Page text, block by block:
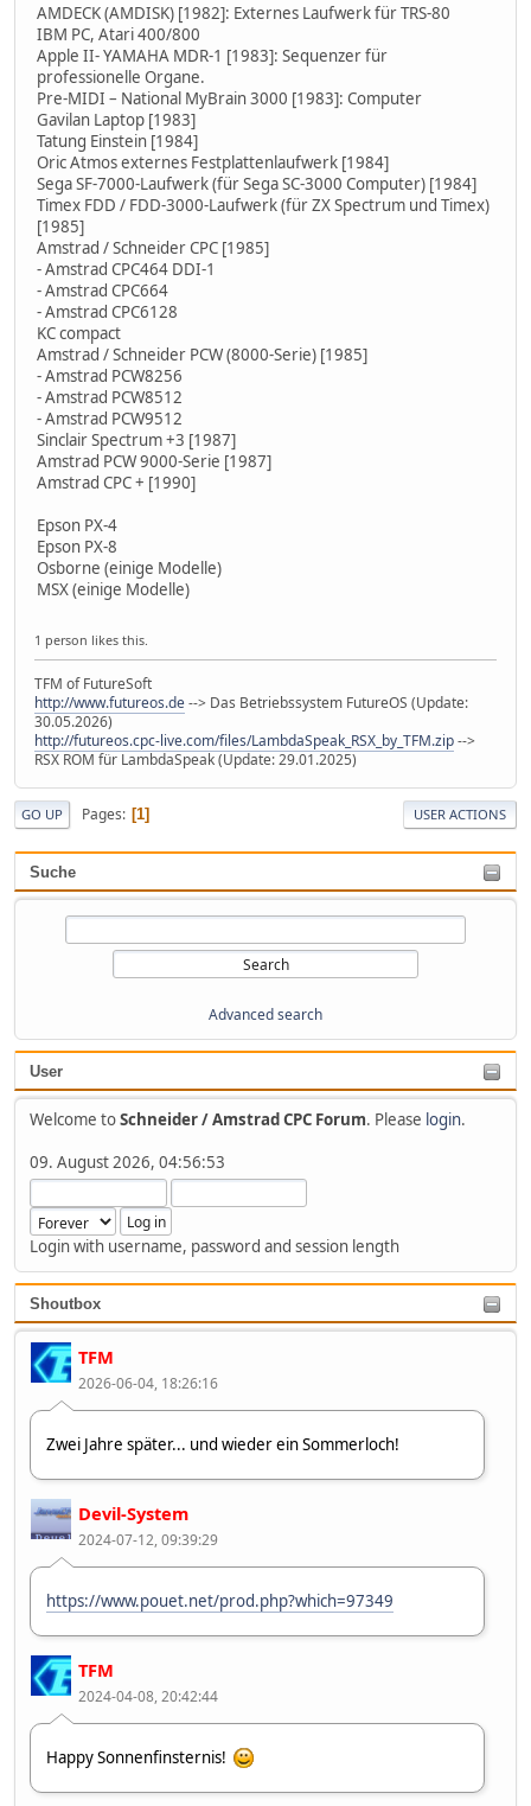
Suche
Advanced search
User
Welcome toSchneider / Amstrad CPC Forum. Please login.
09. August 2026, 04:56:53
Login with username, password and session length
Shoutbox
TFM
2026-06-04, 18:26:16
Zwei Jahre später... und wieder ein Sommerloch!
Devil-System
2024-07-12, 09:39:29
https://www.pouet.net/prod.php?which=97349
TFM
2024-04-08, 20:42:44
Happy Sonnenfinsternis!
AMDECK (AMDISK) [1982]: Externes Laufwerk für TRS-80
IBM PC, Atari 400/800
Apple II- YAMAHA MDR-1 [1983]: Sequenzer für
professionelle Organe.
Pre-MIDI – National MyBrain 3000 [1983]: Computer
Gavilan Laptop [1983]
Tatung Einstein [1984]
Oric Atmos externes Festplattenlaufwerk [1984]
Sega SF-7000-Laufwerk (für Sega SC-3000 Computer) [1984]
Timex FDD / FDD-3000-Laufwerk (für ZX Spectrum und Timex)
[1985]
Amstrad / Schneider CPC [1985]
- Amstrad CPC464 DDI-1
- Amstrad CPC664
- Amstrad CPC6128
KC compact
Amstrad / Schneider PCW (8000-Serie) [1985]
- Amstrad PCW8256
- Amstrad PCW8512
- Amstrad PCW9512
Sinclair Spectrum +3 [1987]
Amstrad PCW 9000-Serie [1987]
Amstrad CPC + [1990]
Epson PX-4
Epson PX-8
Osborne (einige Modelle)
MSX (einige Modelle)
1 person likes this.
TFM of FutureSoft
http://www.futureos.de--> Das Betriebssystem FutureOS (Update:
30.05.2026)
http://futureos.cpc-live.com/files/LambdaSpeak_RSX_by_TFM.zip-->
RSX ROM für LambdaSpeak (Update: 29.01.2025)
GO UP Pages 1 USER ACTIONS